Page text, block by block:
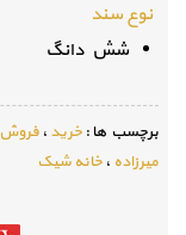
نوع سند
شش دانگ
برچسب ها :خرید ،فروش
میرزاده ،خانه شیک